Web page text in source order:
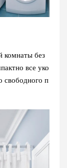
комнаты без
все уко
свободного п